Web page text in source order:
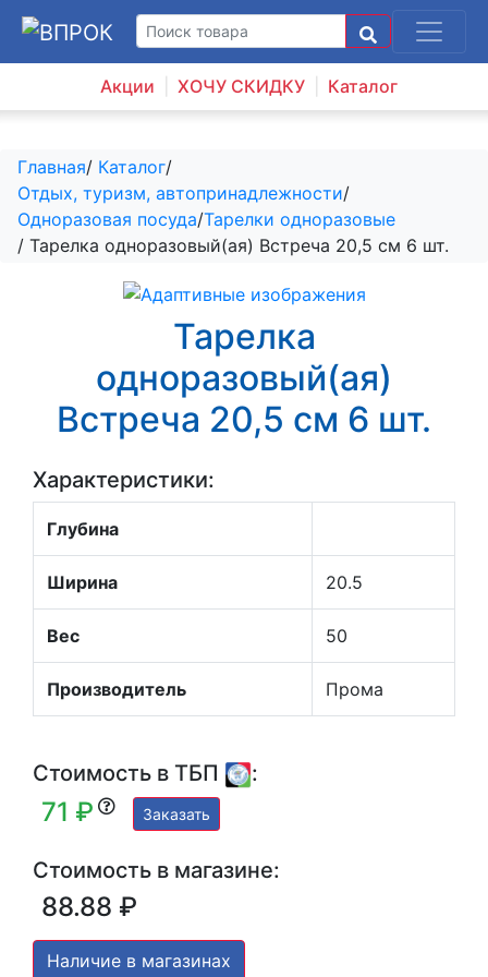
Акции ХОЧУ СКИДКУ Каталог
Главная/ Каталог/
Отдых, туризм, автопринадлежности/
Одноразовая посуда/Тарелки одноразовые
/ Тарелка одноразовый(ая) Встреча 20,5 см 6 шт.
Тарелка
одноразовый(ая)
Встреча 20,5 см 6 шт.
Характеристики:
Глубина
Ширина 20.5
Вес 50
Производитель Прома
Стоимость в ТБП :
71 ₽ Заказать
Стоимость в магазине:
88.88 ₽
Наличие в магазинах